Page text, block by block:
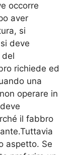
occorre
aver
si
deve
del
richiede ed
una
operare in
il fabbro
aspetto. Se